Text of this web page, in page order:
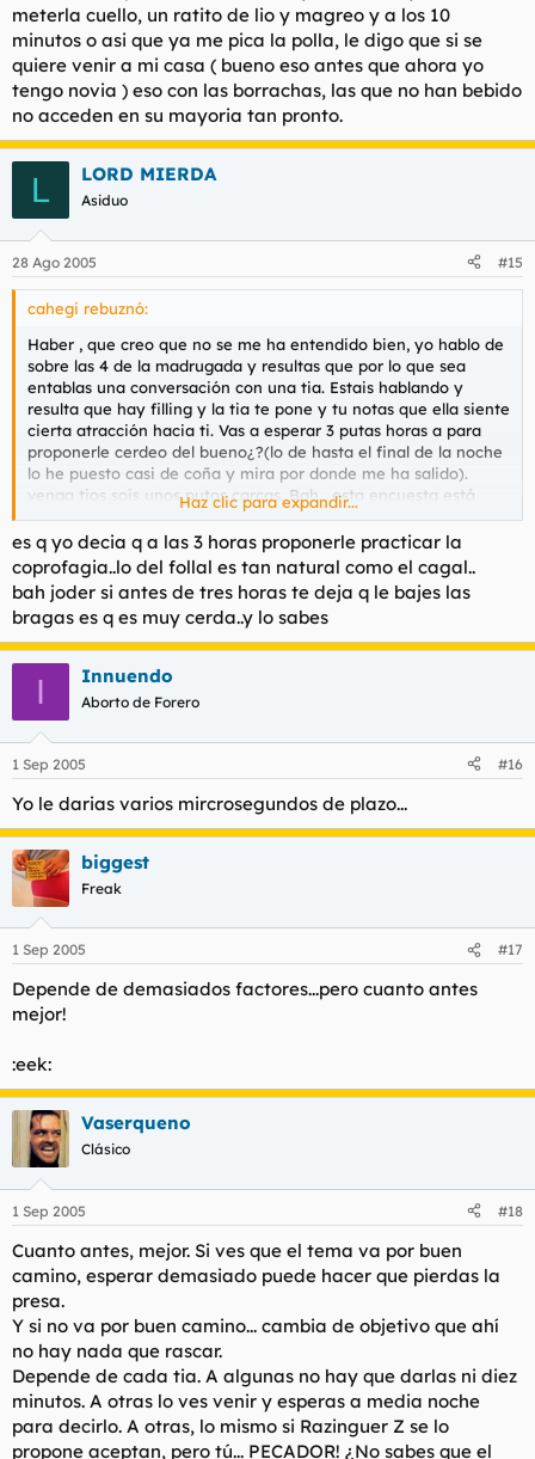
meterla cuello, un ratito de lio y magreo y a los 10
minutos o asi que ya me pica la polla, le digo que si se
quiere venir a mi casa ( bueno eso antes que ahora yo
tengo novia ) eso con las borrachas, las que no han bebido
no acceden en su mayoria tan pronto.
L LORD MIERDA
Asiduo
28 Ago 2005 #15
cahegi rebuznó:
Haber , que creo que no se me ha entendido bien, yo hablo de
sobre las 4 de la madrugada y resultas que por lo que sea
entablas una conversación con una tia. Estais hablando y
resulta que hay filling y la tia te pone y tu notas que ella siente
cierta atracción hacia ti. Vas a esperar 3 putas horas a para
proponerle cerdeo del bueno¿?(lo de hasta el final de la noche
lo he puesto casi de coña y mira por donde me ha salido).
venga tios sois unos putos carcas. Bah , esta encuesta está
viciada.
Haz clic para expandir...
es q yo decia q a las 3 horas proponerle practicar la
coprofagia..lo del follal es tan natural como el cagal..
bah joder si antes de tres horas te deja q le bajes las
bragas es q es muy cerda..y lo sabes
I Innuendo
Aborto de Forero
1 Sep 2005 #16
Yo le darias varios mircrosegundos de plazo...
biggest
Freak
1 Sep 2005 #17
Depende de demasiados factores...pero cuanto antes
mejor!
:eek:
Vaserqueno
Clásico
1 Sep 2005 #18
Cuanto antes, mejor. Si ves que el tema va por buen
camino, esperar demasiado puede hacer que pierdas la
presa.
Y si no va por buen camino... cambia de objetivo que ahí
no hay nada que rascar.
Depende de cada tia. A algunas no hay que darlas ni diez
minutos. A otras lo ves venir y esperas a media noche
para decirlo. A otras, lo mismo si Razinguer Z se lo
propone aceptan, pero tú... PECADOR! ¿No sabes que el